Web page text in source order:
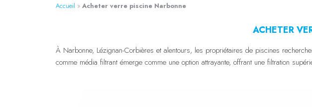
Accueil » Acheter verre piscine Narbonne
ACHETER
À Narbonne, Lézignan-Corbières et alentours, les propriétaires de piscines
comme média filtrant émerge comme une option attrayante, offrant une filtration